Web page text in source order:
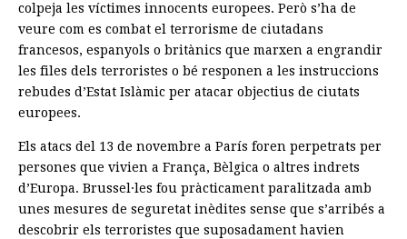
colpeja les víctimes innocents europees. Però s’ha de
veure com es combat el terrorisme de ciutadans
francesos, espanyols o britànics que marxen a engrandir
les files dels terroristes o bé responen a les instruccions
rebudes d’Estat Islàmic per atacar objectius de ciutats
europees.
Els atacs del 13 de novembre a París foren perpetrats per
persones que vivien a França, Bèlgica o altres indrets
d’Europa. Brussel·les fou pràcticament paralitzada amb
unes mesures de seguretat inèdites sense que s’arribés a
descobrir els terroristes que suposadament havien